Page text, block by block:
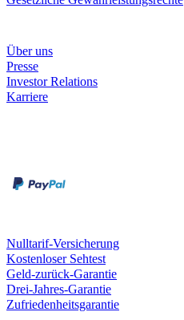
Über uns
Presse
Investor Relations
Karriere
Nulltarif-Versicherung
Kostenloser Sehtest
Geld-zurück-Garantie
Drei-Jahres-Garantie
Zufriedenheitsgarantie